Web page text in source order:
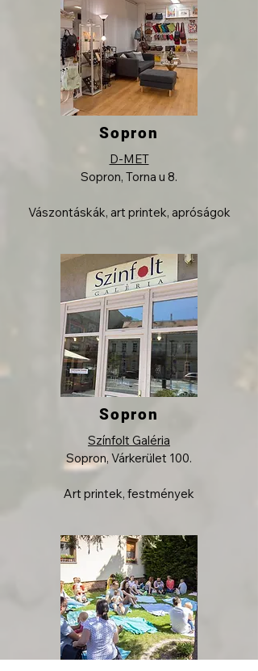
Sopron
D-MET
Sopron, Torna u 8.
Vászontáskák, art printek, apróságok
Sopron
Színfolt Galéria
Sopron, Várkerület 100.​
Art printek, festmények